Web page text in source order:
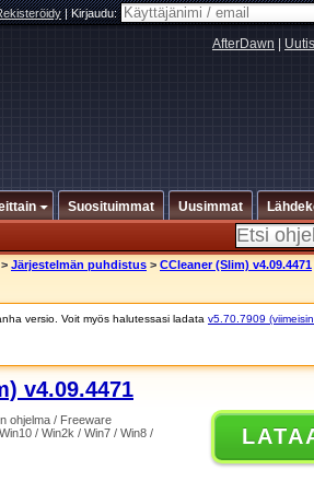
|Kirjaudu:
AfterDawn
Suosituimmat Uusimmat
> Järjestelmän puhdistus > CCleaner (Slim) v4.09.4471
versio. Voit myös halutessasi ladata v5.70.7909
v4.09.4471
ohjelma / Freeware
/ Win2k / Win7 / Win8 /